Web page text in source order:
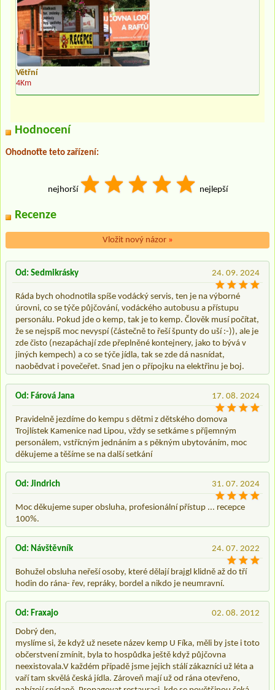
Větřní
4Km
Hodnocení
Ohodnoťte teto zařízení:
nejhorší nejlepší
Recenze
Vložit nový názor »
24. 09. 2024
Od: Sedmikrásky
Ráda bych ohodnotila spíše vodácký servis, ten je na výborné
úrovni, co se týče půjčování, vodáckého autobusu a přístupu
personálu. Pokud jde o kemp, tak je to kemp. Člověk musí počítat,
že se nejspíš moc nevyspí (částečně to řeší špunty do uší :-)), ale je
zde čisto (nezapáchají zde přeplněné kontejnery, jako to bývá v
jiných kempech) a co se týče jídla, tak se zde dá nasnídat,
naobědvat i povečeřet. Snad jen o přípojku na elektřinu je boj.
17. 08. 2024
Od: Fárová Jana
Pravidelně jezdíme do kempu s dětmi z dětského domova
Trojlístek Kamenice nad Lipou, vždy se setkáme s příjemným
personálem, vstřícným jednáním a s pěkným ubytováním, moc
děkujeme a těšíme se na další setkání
31. 07. 2024
Od: Jindrich
Moc děkujeme super obsluha, profesionální přístup ... recepce
100%.
24. 07. 2022
Od: Návštěvník
Bohužel obsluha neřeší osoby, které dělají brajgl klidně až do tří
hodin do rána- řev, repráky, bordel a nikdo je neumravní.
02. 08. 2012
Od: Fraxajo
Dobrý den,
myslíme si, že když už nesete název kemp U Fíka, měli by jste i toto
občerstvení zmínit, byla to hospůdka ještě když půjčovna
neexistovala.V každém případě jsme jejich stálí zákazníci už léta a
vaří tam skvělá česká jídla. Zároveň mají už od rána otevřeno,